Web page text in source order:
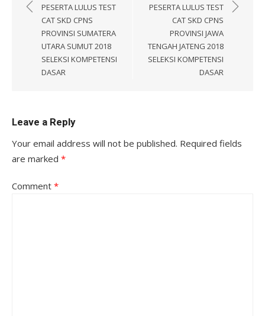
PESERTA LULUS TEST
CAT SKD CPNS
PROVINSI SUMATERA
UTARA SUMUT 2018
SELEKSI KOMPETENSI
DASAR
PESERTA LULUS TEST
CAT SKD CPNS
PROVINSI JAWA
TENGAH JATENG 2018
SELEKSI KOMPETENSI
DASAR
Leave a Reply
Your email address will not be published. Required fields
are marked *
Comment *